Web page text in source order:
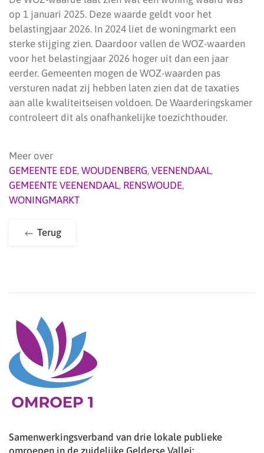
op 1 januari 2025. Deze waarde geldt voor het
belastingjaar 2026. In 2024 liet de woningmarkt een
sterke stijging zien. Daardoor vallen de WOZ-waarden
voor het belastingjaar 2026 hoger uit dan een jaar
eerder. Gemeenten mogen de WOZ-waarden pas
versturen nadat zij hebben laten zien dat de taxaties
aan alle kwaliteitseisen voldoen. De Waarderingskamer
controleert dit als onafhankelijke toezichthouder.
Meer over
GEMEENTE EDE, WOUDENBERG, VEENENDAAL,
GEMEENTE VEENENDAAL, RENSWOUDE,
WONINGMARKT
Terug
Samenwerkingsverband van drie lokale publieke